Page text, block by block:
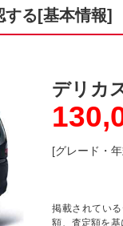
る[基本情報]
デリカ
[グレード・
掲載されてい
額、査定額を